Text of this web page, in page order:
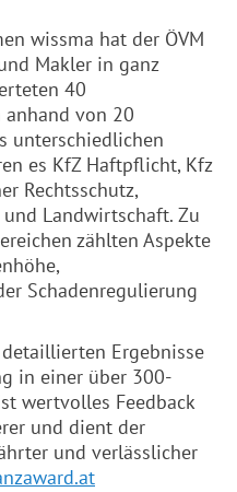
wissma hat der ÖVM
Makler in ganz
40
anhand von 20
unterschiedlichen
es KfZ Haftpflicht, Kfz
Rechtsschutz,
Landwirtschaft. Zu
zählten Aspekte
Schadenregulierung
Ergebnisse
in einer über 300-
wertvolles Feedback
und dient der
und verlässlicher